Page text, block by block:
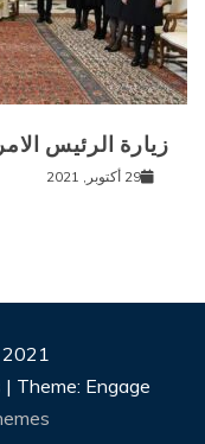
زيارة الرئيس
29 أكتوبر, 2021
2021
| Theme: Engage